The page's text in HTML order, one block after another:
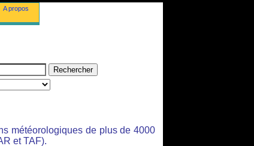
A propos
météorologiques de plus de 4000
et TAF).